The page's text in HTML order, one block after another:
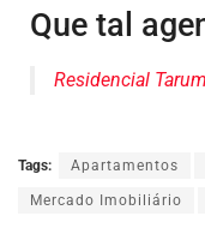
Que tal
Residencial
Tags: Apartamentos
Mercado Imobiliário